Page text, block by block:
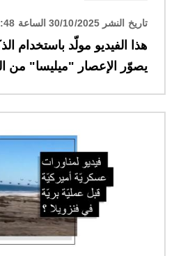
تاريخ النشر 30/10/2025 الساعة 11:48
هذا الفيديو مولّد باستخدام
يصوّر الإعصار "ميليسا" من